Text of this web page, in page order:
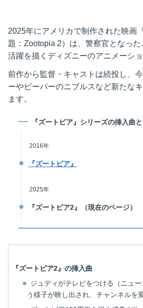
2025年にアメリカで制作された映画
題：Zootopia 2）は、警察官となっ
活躍を描くディズニーのアニメーショ
前作から監督・キャストは続投し、
ーやビーバーのニブルスなど新たな
ます。
『ズートピア』シリーズの挿入曲
2016年
『ズートピア』
2025年
『ズートピア2』（現在のページ）
『ズートピア2』の挿入曲
ジュディがテレビをつける（ニュ
う様子が映し出され、チャンネルを